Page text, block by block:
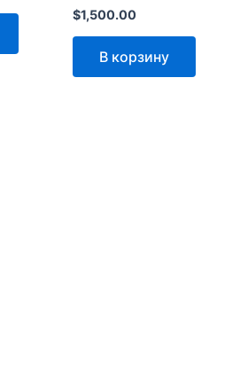
$1,500.00
В корзину